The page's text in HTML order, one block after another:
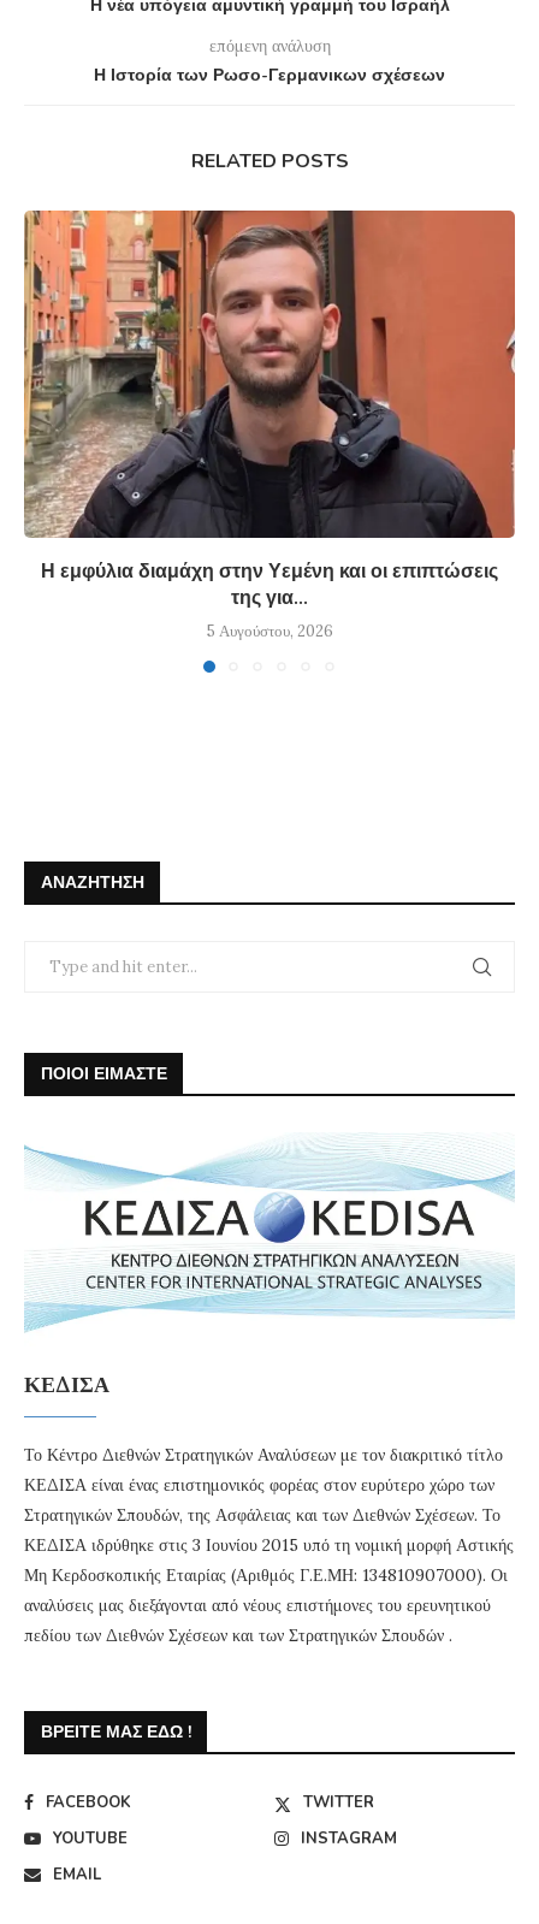
Η νέα υπόγεια αμυντική γραμμή του Ισραήλ
επόμενη ανάλυση
Η Ιστορία των Ρωσο-Γερμανικων σχέσεων
RELATED POSTS
Η εμφύλια διαμάχη στην Υεμένη και οι επιπτώσεις
της για...
5 Αυγούστου, 2026
ΑΝΑΖΉΤΗΣΗ
ΠΟΙΟΙ ΕΙΜΑΣΤΕ
ΚΕΔΙΣΑ
Το Κέντρο Διεθνών Στρατηγικών Αναλύσεων με τον διακριτικό τίτλο
ΚΕΔΙΣΑ είναι ένας επιστημονικός φορέας στον ευρύτερο χώρο των
Στρατηγικών Σπουδών, της Ασφάλειας και των Διεθνών Σχέσεων. Το
ΚΕΔΙΣΑ ιδρύθηκε στις 3 Ιουνίου 2015 υπό τη νομική μορφή Αστικής
Μη Κερδοσκοπικής Εταιρίας (Αριθμός Γ.Ε.ΜΗ: 134810907000). Οι
αναλύσεις μας διεξάγονται από νέους επιστήμονες του ερευνητικού
πεδίου των Διεθνών Σχέσεων και των Στρατηγικών Σπουδών .
ΒΡΕΊΤΕ ΜΑΣ ΕΔΏ !
FACEBOOK
TWITTER
YOUTUBE
INSTAGRAM
EMAIL